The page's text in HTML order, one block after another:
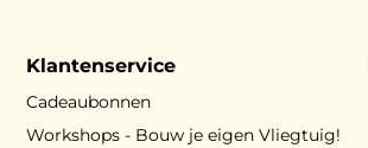
Klantenservice
Cadeaubonnen
Workshops - Bouw je eigen Vliegtuig!